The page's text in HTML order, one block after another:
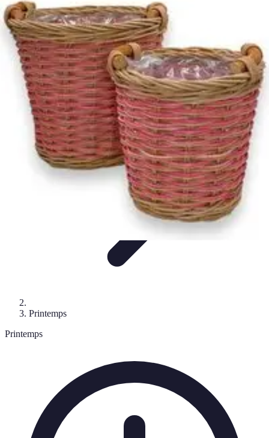
Fruits de Saison
PrintempsSaisonsAlimentation saineArticles Mensuels
Conservation
Fruits de Saison
Printemps
Printemps